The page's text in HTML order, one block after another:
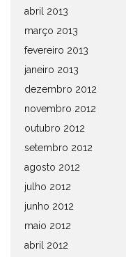
abril 2013
março 2013
fevereiro 2013
janeiro 2013
dezembro 2012
novembro 2012
outubro 2012
setembro 2012
agosto 2012
julho 2012
junho 2012
maio 2012
abril 2012